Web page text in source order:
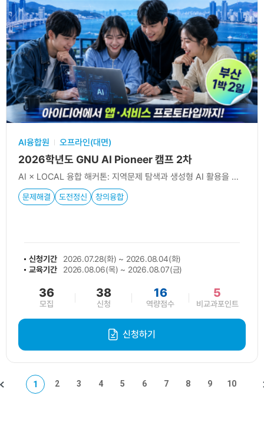
AI융합원 오프라인(대면)
2026학년도 GNU AI Pioneer 캠프 2차
AI × LOCAL 융합 해커톤: 지역문제 탐색과 생성형 AI 활용을 통한 앱 프로토타입 제작 캠프
문제해결 도전정신 창의융합
신청기간
2026.07.28(화) ~ 2026.08.04(화)
교육기간
2026.08.06(목) ~ 2026.08.07(금)
36
모집
38
신청
16
역량점수
5
비교과포인트
신청하기
1 2 3 4 5 6 7 8 9 10